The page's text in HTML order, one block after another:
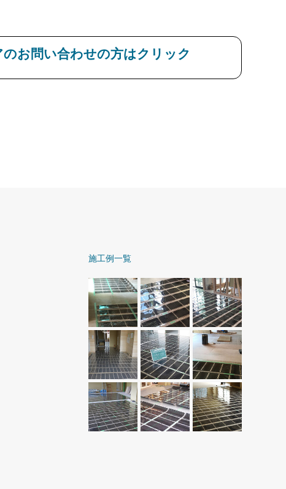
お問い合わせの方はクリック
施工例一覧